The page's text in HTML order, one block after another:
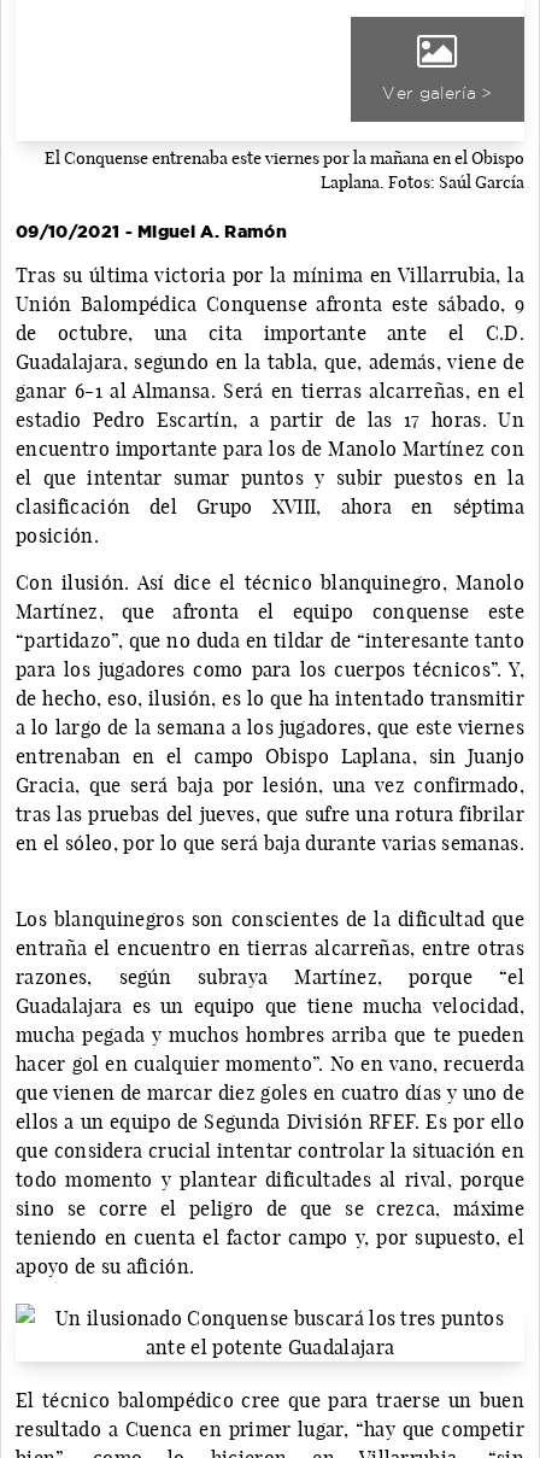
Ver galería >
El Conquense entrenaba este viernes por la mañana en el Obispo
Laplana. Fotos: Saúl García
09/10/2021 - Miguel A. Ramón
Tras su última victoria por la mínima en Villarrubia, la
Unión Balompédica Conquense afronta este sábado, 9
de octubre, una cita importante ante el C.D.
Guadalajara, segundo en la tabla, que, además, viene de
ganar 6-1 al Almansa. Será en tierras alcarreñas, en el
estadio Pedro Escartín, a partir de las 17 horas. Un
encuentro importante para los de Manolo Martínez con
el que intentar sumar puntos y subir puestos en la
clasificación del Grupo XVIII, ahora en séptima
posición.
Con ilusión. Así dice el técnico blanquinegro, Manolo
Martínez, que afronta el equipo conquense este
“partidazo”, que no duda en tildar de “interesante tanto
para los jugadores como para los cuerpos técnicos”. Y,
de hecho, eso, ilusión, es lo que ha intentado transmitir
a lo largo de la semana a los jugadores, que este viernes
entrenaban en el campo Obispo Laplana, sin Juanjo
Gracia, que será baja por lesión, una vez confirmado,
tras las pruebas del jueves, que sufre una rotura fibrilar
en el sóleo, por lo que será baja durante varias semanas.
Los blanquinegros son conscientes de la dificultad que
entraña el encuentro en tierras alcarreñas, entre otras
razones, según subraya Martínez, porque “el
Guadalajara es un equipo que tiene mucha velocidad,
mucha pegada y muchos hombres arriba que te pueden
hacer gol en cualquier momento”. No en vano, recuerda
que vienen de marcar diez goles en cuatro días y uno de
ellos a un equipo de Segunda División RFEF. Es por ello
que considera crucial intentar controlar la situación en
todo momento y plantear dificultades al rival, porque
sino se corre el peligro de que se crezca, máxime
teniendo en cuenta el factor campo y, por supuesto, el
apoyo de su afición.
El técnico balompédico cree que para traerse un buen
resultado a Cuenca en primer lugar, “hay que competir